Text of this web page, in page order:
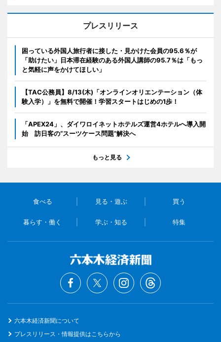
プレスリリース
困っている外国人旅行者に接した・見かけた会員の95.6％が
「助けたい」日本滞在経験のある外国人講師の95.7％は「もっ
と気軽に声をかけてほしい」
【TAC公務員】8/13(木)「オンラインオリエンテーション（体
験入学）」を無料で開催！学習スタートはじめの1歩！
「APEX24」、ダイワロイネットホテルズ運営4ホテルへ導入開
始 訪日客の“スーツケース問題”解決へ
もっと見る
食べる 見る・遊ぶ 買う
暮らす・働く 学ぶ・知る 特集
六本木経済新聞について
プレスリリース・情報提供はこちらから